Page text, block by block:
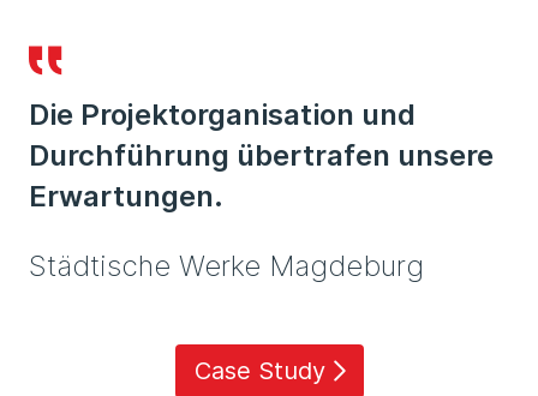
Die Projektorganisation und
Durchführung übertrafen unsere
Erwartungen.
Städtische Werke Magdeburg
Case Study